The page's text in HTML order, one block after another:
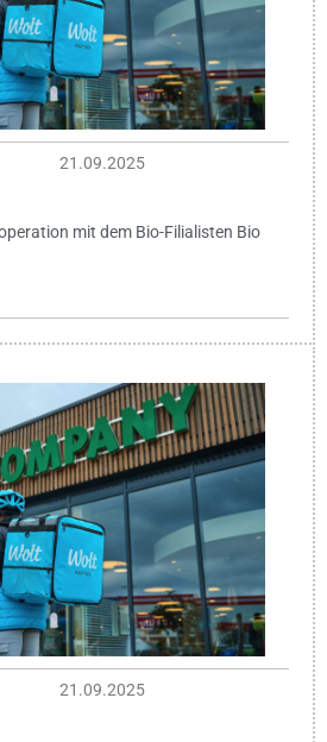
21.09.2025
mit dem Bio-Filialisten Bio
21.09.2025